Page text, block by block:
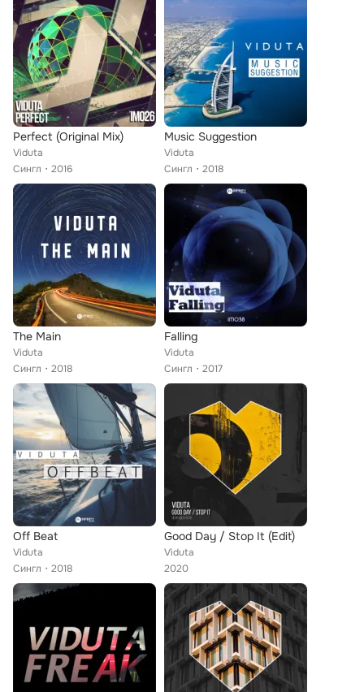
Perfect (Original Mix)
Viduta
Сингл
2016
Music Suggestion
Viduta
Сингл
2018
The Main
Viduta
Сингл
2018
Falling
Viduta
Сингл
2017
Off Beat
Viduta
Сингл
2018
Good Day / Stop It (Edit)
Viduta
2020